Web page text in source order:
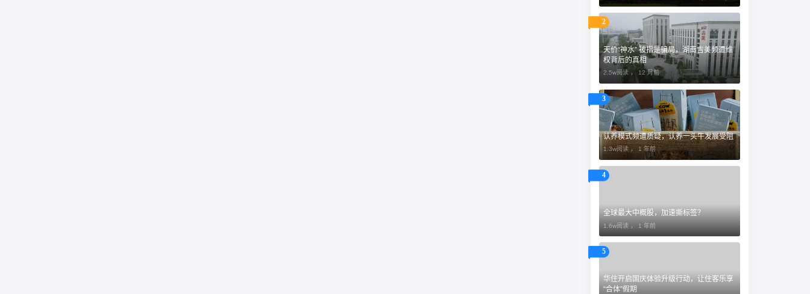
2
天价“神水” 被指是骗局，湖南吉美频遭维
权背后的真相
2.5w阅读 ， 12 月前
3
认养模式频遭质疑，认养一头牛发展受阻
1.3w阅读 ， 1 年前
4
全球最大中概股，加速撕标签？
1.6w阅读 ， 1 年前
5
​华住开启国庆体验升级行动，让住客乐享
“合体”假期